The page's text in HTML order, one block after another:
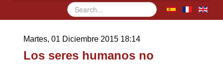
Buscar...
Martes, 01 Diciembre 2015 18:14
Los seres humanos no